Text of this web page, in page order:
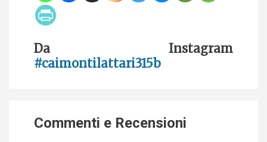
Da Instagram
#caimontilattari315b
Commenti e Recensioni